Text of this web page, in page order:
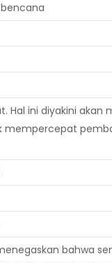
Hal ini diyakini akan
mempercepat
bahwa